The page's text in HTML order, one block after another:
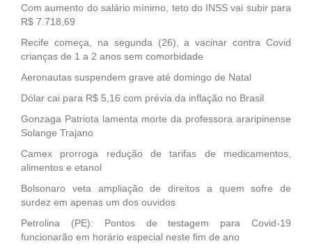
Com aumento do salário mínimo, teto do INSS vai subir para
R$ 7.718,69
Recife começa, na segunda (26), a vacinar contra Covid
crianças de 1 a 2 anos sem comorbidade
Aeronautas suspendem grave até domingo de Natal
Dólar cai para R$ 5,16 com prévia da inflação no Brasil
Gonzaga Patriota lamenta morte da professora araripinense
Solange Trajano
Camex prorroga redução de tarifas de medicamentos,
alimentos e etanol
Bolsonaro veta ampliação de direitos a quem sofre de
surdez em apenas um dos ouvidos
Petrolina (PE): Pontos de testagem para Covid-19
funcionarão em horário especial neste fim de ano